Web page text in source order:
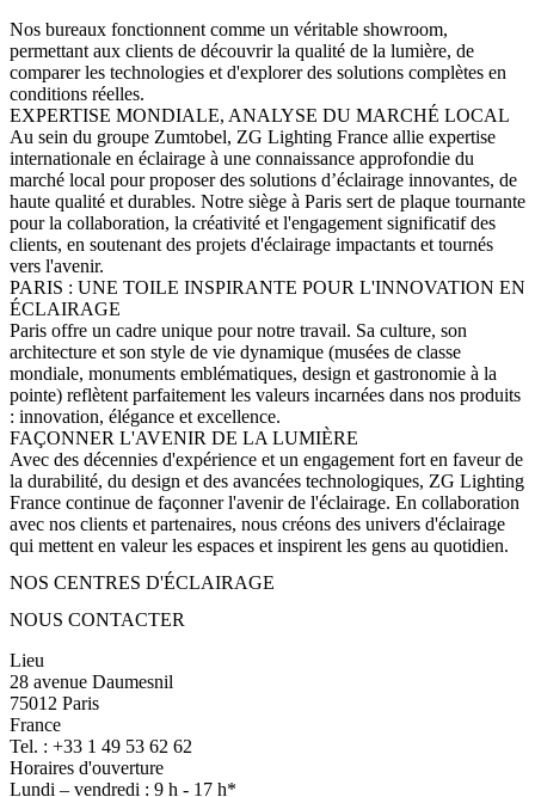
Nos bureaux fonctionnent comme un véritable showroom,
permettant aux clients de découvrir la qualité de la lumière, de
comparer les technologies et d'explorer des solutions complètes en
conditions réelles.
EXPERTISE MONDIALE, ANALYSE DU MARCHÉ LOCAL
Au sein du groupe Zumtobel, ZG Lighting France allie expertise
internationale en éclairage à une connaissance approfondie du
marché local pour proposer des solutions d’éclairage innovantes, de
haute qualité et durables. Notre siège à Paris sert de plaque tournante
pour la collaboration, la créativité et l'engagement significatif des
clients, en soutenant des projets d'éclairage impactants et tournés
vers l'avenir.
PARIS : UNE TOILE INSPIRANTE POUR L'INNOVATION EN
ÉCLAIRAGE
Paris offre un cadre unique pour notre travail. Sa culture, son
architecture et son style de vie dynamique (musées de classe
mondiale, monuments emblématiques, design et gastronomie à la
pointe) reflètent parfaitement les valeurs incarnées dans nos produits
: innovation, élégance et excellence.
FAÇONNER L'AVENIR DE LA LUMIÈRE
Avec des décennies d'expérience et un engagement fort en faveur de
la durabilité, du design et des avancées technologiques, ZG Lighting
France continue de façonner l'avenir de l'éclairage. En collaboration
avec nos clients et partenaires, nous créons des univers d'éclairage
qui mettent en valeur les espaces et inspirent les gens au quotidien.
NOS CENTRES D'ÉCLAIRAGE
NOUS CONTACTER
Lieu
28 avenue Daumesnil
75012 Paris
France
Tel. : +33 1 49 53 62 62
Horaires d'ouverture
Lundi – vendredi : 9 h - 17 h*